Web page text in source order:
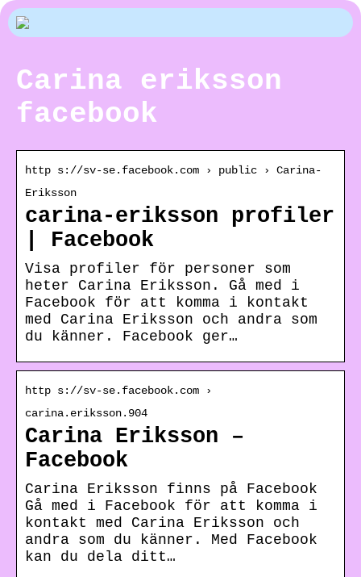
Carina eriksson
facebook
http s://sv-se.facebook.com › public › Carina-
Eriksson
carina-eriksson profiler
| Facebook
Visa profiler för personer som
heter Carina Eriksson. Gå med i
Facebook för att komma i kontakt
med Carina Eriksson och andra som
du känner. Facebook ger…
http s://sv-se.facebook.com ›
carina.eriksson.904
Carina Eriksson –
Facebook
Carina Eriksson finns på Facebook
Gå med i Facebook för att komma i
kontakt med Carina Eriksson och
andra som du känner. Med Facebook
kan du dela ditt…